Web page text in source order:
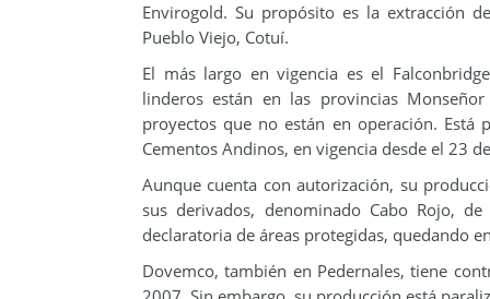
Envirogold. Su propósito es la extracción
Pueblo Viejo, Cotuí.
El más largo en vigencia es el
linderos están en las provincias
proyectos que no están en operación. Está
Cementos Andinos, en vigencia desde el 23
Aunque cuenta con autorización, su
sus derivados, denominado Cabo Rojo,
declaratoria de áreas protegidas, quedando
Dovemco, también en Pedernales, tiene